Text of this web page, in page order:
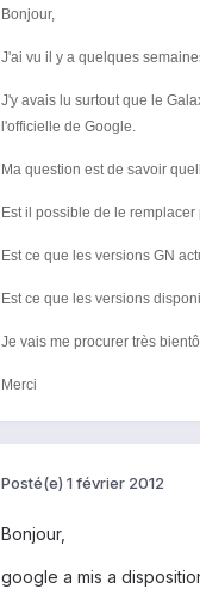
Bonjour,
J'ai vu il y a quelques
J'y avais lu surtout que le
l'officielle de Google.
Ma question est de savoir
Est il possible de le
Est ce que les versions GN
Est ce que les versions
Je vais me procurer très
Merci
Posté(e) 1 février 2012
Bonjour,
google a mis a